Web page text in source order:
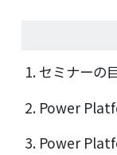
セミナーの
Power
Power